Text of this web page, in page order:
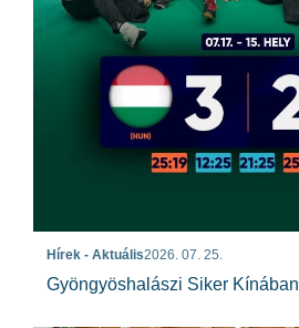
Hírek - Aktuális2026. 07. 25.
Gyöngyöshalászi Siker Kínában